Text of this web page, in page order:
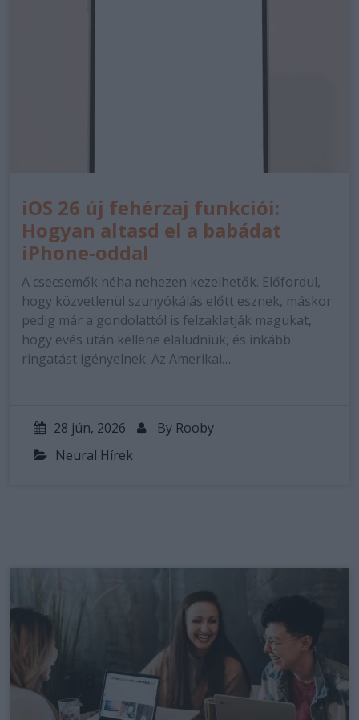
iOS 26 új fehérzaj funkciói:
Hogyan altasd el a babádat
iPhone-oddal
A csecsemők néha nehezen kezelhetők. Előfordul,
hogy közvetlenül szunyókálás előtt esznek, máskor
pedig már a gondolattól is felzaklatják magukat,
hogy evés után kellene elaludniuk, és inkább
ringatást igényelnek. Az Amerikai…
28 jún, 2026 By Rooby
Neural Hírek